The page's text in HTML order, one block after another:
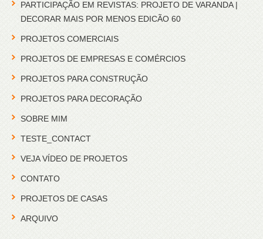
PARTICIPAÇÃO EM REVISTAS: PROJETO DE VARANDA |
DECORAR MAIS POR MENOS EDICÃO 60
PROJETOS COMERCIAIS
PROJETOS DE EMPRESAS E COMÉRCIOS
PROJETOS PARA CONSTRUÇÃO
PROJETOS PARA DECORAÇÃO
SOBRE MIM
TESTE_CONTACT
VEJA VÍDEO DE PROJETOS
CONTATO
PROJETOS DE CASAS
ARQUIVO